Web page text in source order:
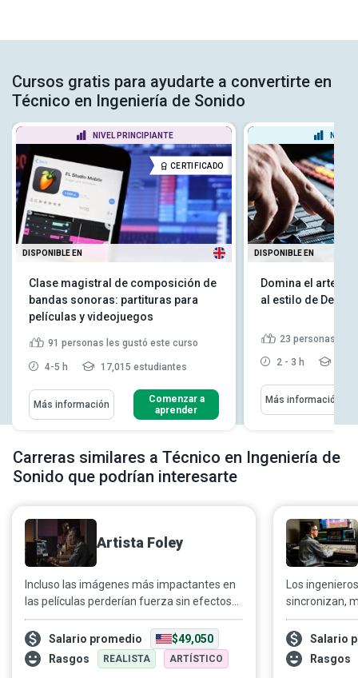
Cursos gratis para ayudarte a convertirte en
Técnico en Ingeniería de Sonido
NIVEL PRINCIPIANTE
CERTIFICADO
DISPONIBLE EN
Clase magistral de composición de
bandas sonoras: partituras para
películas y videojuegos
91 personas les gustó este curso
4-5 h 17,015 estudiantes
Más información
Comenzar a
aprender
NIVEL
DISPONIBLE EN
Domina el arte
al estilo de
23 personas les
2 - 3 h
Más información
Carreras similares a Técnico en Ingeniería de
Sonido que podrían interesarte
Artista Foley
Incluso las imágenes más impactantes en
las películas perderían fuerza sin efectos
de sonido adecuados. Desde el sonido de
unos pasos que se acercan hasta el roce
de la ropa cuando un personaje se mueve,
los sonidos creados por los artistas Foley le
Salario promedio
$49,050
Rasgos
REALISTA ARTÍSTICO
Los
sincronizan,
voces y
educativos
rock
ambos,
Salario
Rasgos